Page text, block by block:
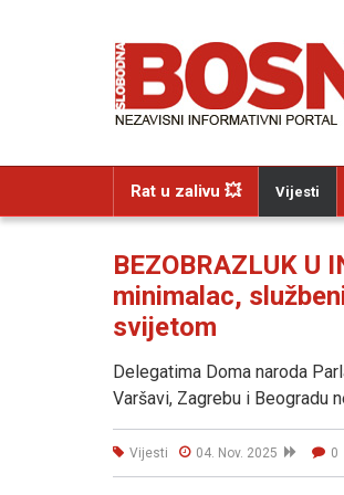
Rat u zalivu 💥 Vijesti
BEZOBRAZLUK U
minimalac,
svijetom
Delegatima Doma naroda
Varšavi, Zagrebu i Beogradu
Vijesti 04. Nov. 2025 0